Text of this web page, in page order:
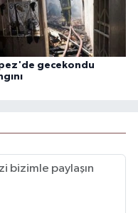
gecekondu